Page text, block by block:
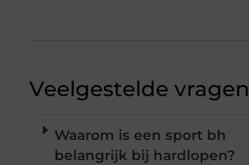
Veelgestelde vragen
Waarom is een sport bh
belangrijk bij hardlopen?